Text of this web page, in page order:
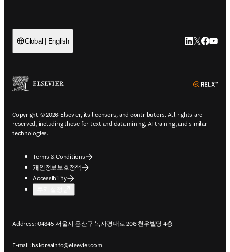
Global | English LinkedIn 새
Twitter 새
Copyright © 2026 Elsevier, its licensors, and contributors. All rights are
reserved, including those for text and data mining, AI training, and similar
technologies.
Terms & Conditions
개인정보보호정책
Accessibility
Address: 04345 서울시 용산구 녹사평대로 206 천우빌딩 4층
E-mail: hskoreainfo@elsevier.com